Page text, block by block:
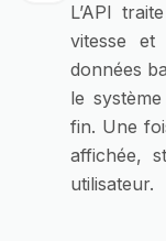
L’API
vitesse et
données
le
fin. Une
affichée,
utilisateur.